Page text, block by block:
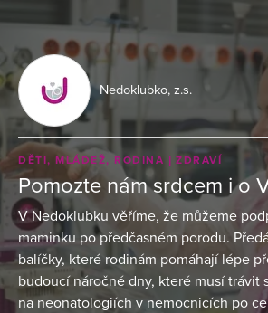
Nedoklubko, z.s.
DĚTI, MLÁDEŽ, RODINA ZDRAVÍ
Pomozte nám srdcem i o
V Nedoklubku věříme, že můžeme
maminku po předčasném porodu.
balíčky, které rodinám pomáhají lépe
budoucí náročné dny, které musí trávit
na neonatologiích v nemocnicích po